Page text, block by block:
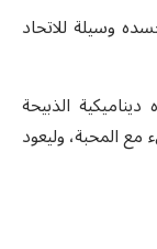
وسيلة للاتحاد
الذبيحة
المحبة، وليعود